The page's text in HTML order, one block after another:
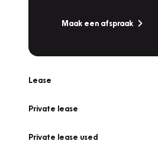
Maak een afspraak
Lease
Private lease
Private lease used